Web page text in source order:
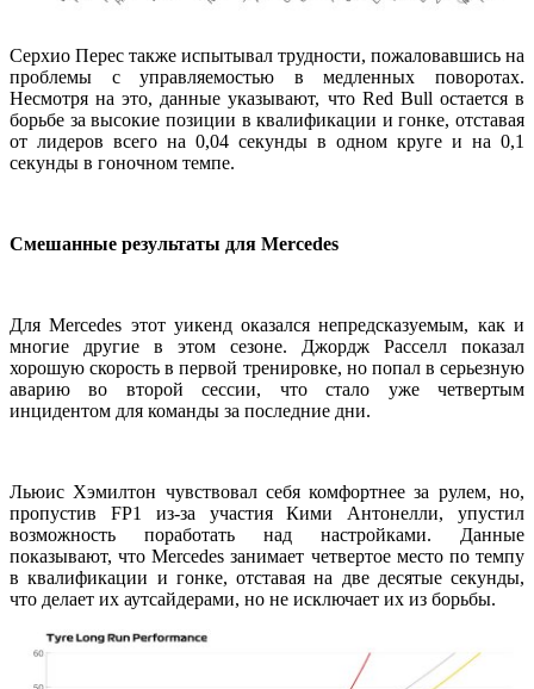
Серхио Перес также испытывал трудности, пожаловавшись на
проблемы с управляемостью в медленных поворотах.
Несмотря на это, данные указывают, что Red Bull остается в
борьбе за высокие позиции в квалификации и гонке, отставая
от лидеров всего на 0,04 секунды в одном круге и на 0,1
секунды в гоночном темпе.
Смешанные результаты для Mercedes
Для Mercedes этот уикенд оказался непредсказуемым, как и
многие другие в этом сезоне. Джордж Расселл показал
хорошую скорость в первой тренировке, но попал в серьезную
аварию во второй сессии, что стало уже четвертым
инцидентом для команды за последние дни.
Льюис Хэмилтон чувствовал себя комфортнее за рулем, но,
пропустив FP1 из-за участия Кими Антонелли, упустил
возможность поработать над настройками. Данные
показывают, что Mercedes занимает четвертое место по темпу
в квалификации и гонке, отставая на две десятые секунды,
что делает их аутсайдерами, но не исключает их из борьбы.